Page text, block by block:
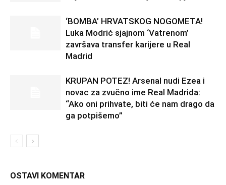
‘BOMBA’ HRVATSKOG NOGOMETA!
Luka Modrić sjajnom ‘Vatrenom’
završava transfer karijere u Real
Madrid
KRUPAN POTEZ! Arsenal nudi Ezea i
novac za zvučno ime Real Madrida:
“Ako oni prihvate, biti će nam drago da
ga potpišemo”
OSTAVI KOMENTAR